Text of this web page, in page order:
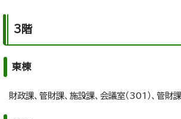
3階
東棟
財政課、管財課、施設課、会議室（301）、管財